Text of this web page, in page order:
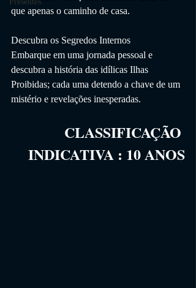
que apenas o caminho de casa.
Descubra os Segredos Internos
Embarque em uma jornada pessoal e
descubra a história das idílicas Ilhas
Proibidas; cada uma detendo a chave de um
mistério e revelações inesperadas.
CLASSIFICAÇÃO
INDICATIVA : 10 ANOS